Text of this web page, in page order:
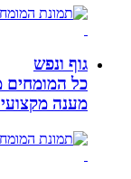
גוף ונפש
כל המומחים
מענה מקצועי